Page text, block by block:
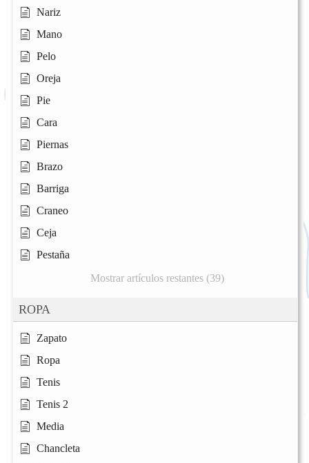
Nariz
Mano
Pelo
Oreja
Pie
Cara
Piernas
Brazo
Barriga
Craneo
Ceja
Pestaña
Mostrar artículos restantes (39)
ROPA
Zapato
Ropa
Tenis
Tenis 2
Media
Chancleta